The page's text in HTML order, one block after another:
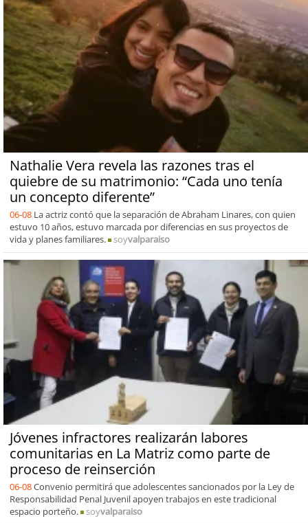
Nathalie Vera revela las razones tras el
quiebre de su matrimonio: “Cada uno tenía
un concepto diferente”
06-08 La actriz contó que la separación de Abraham Linares, con quien
estuvo 10 años, estuvo marcada por diferencias en sus proyectos de
vida y planes familiares.
soyvalparaiso
Jóvenes infractores realizarán labores
comunitarias en La Matriz como parte de
proceso de reinserción
06-08Convenio permitirá que adolescentes sancionados por la Ley de
Responsabilidad Penal Juvenil apoyen trabajos en este tradicional
espacio porteño.
soyvalparaiso